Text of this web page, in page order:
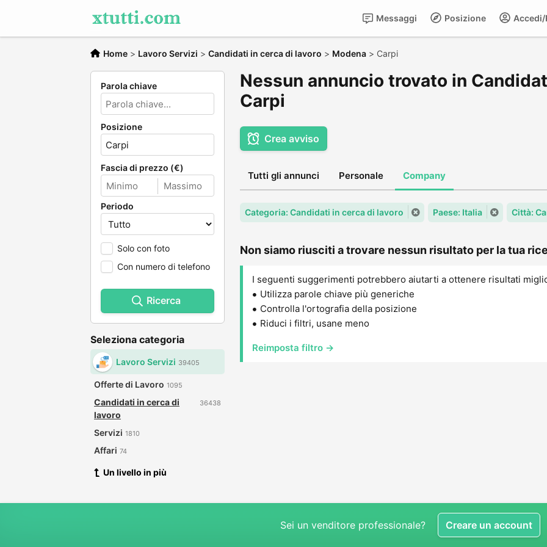
Posizione
Messaggi
Home > Lavoro Servizi > Candidati in cerca di lavoro > Modena > Carpi
Parola chiave
Posizione
Fascia di prezzo (€)
Periodo
Solo con foto
Con numero di telefono
Ricerca
Seleziona categoria
Lavoro Servizi 39405
Offerte di Lavoro 1095
Candidati in cerca di
lavoro
36438
Servizi 1810
Affari 74
Un livello in più
Nessun annuncio trovato in
Carpi
Crea avviso
Tutti gli annunci Personale Company
Categoria: Candidati in cerca di lavoro Paese: Italia Città:
Non siamo riusciti a trovare nessun risultato per la tua
I seguenti suggerimenti potrebbero aiutarti a ottenere risultati
Utilizza parole chiave più generiche
Controlla l'ortografia della posizione
Riduci i filtri, usane meno
Reimposta filtro →
Sei un venditore professionale? Creare un account